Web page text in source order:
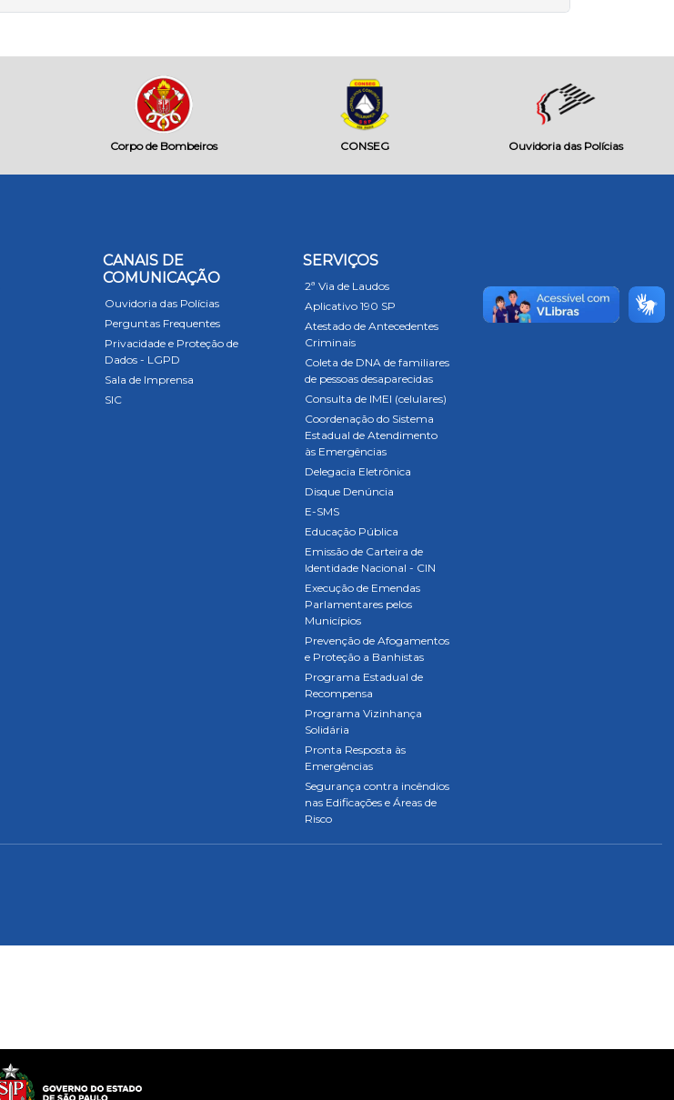
Corpo de Bombeiros CONSEG Ouvidoria das Polícias
CANAIS DE
COMUNICAÇÃO
Ouvidoria das Polícias
Perguntas Frequentes
Privacidade e Proteção de
Dados - LGPD
Sala de Imprensa
SIC
SERVIÇOS
2ª Via de Laudos
Aplicativo 190 SP
Atestado de Antecedentes
Criminais
Coleta de DNA de familiares
de pessoas desaparecidas
Consulta de IMEI (celulares)
Coordenação do Sistema
Estadual de Atendimento
às Emergências
Delegacia Eletrônica
Disque Denúncia
E-SMS
Educação Pública
Emissão de Carteira de
Identidade Nacional - CIN
Execução de Emendas
Parlamentares pelos
Municípios
Prevenção de Afogamentos
e Proteção a Banhistas
Programa Estadual de
Recompensa
Programa Vizinhança
Solidária
Pronta Resposta às
Emergências
Segurança contra incêndios
nas Edificações e Áreas de
Risco